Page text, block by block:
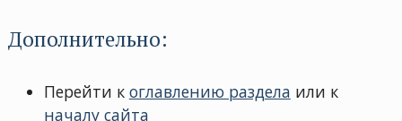
Дополнительно:
Перейти к оглавлению раздела или к
началу сайта